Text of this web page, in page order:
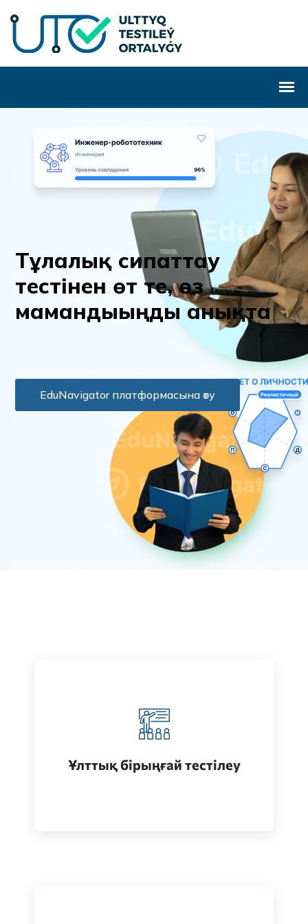
Тұлалық сипаттау
тестінен өт те, өз
мамандыыңды анықта
EduNavigator платформасына өту
Ұлттық бірыңғай тестілеу
Қазақстанда жоғары білім алу
(бакалавриат)
Өту